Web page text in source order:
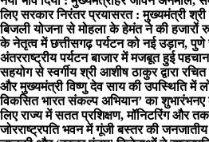
लिए सरकार निरंतर प्रयासरत : मुख्यमंत्री
बिजली योजना से मोहला के हेमंत ने की हजारों
के नेतृत्व में छत्तीसगढ़ पर्यटन को नई उड़ान, पुणे
अंतरराष्ट्रीय पर्यटन बाजार में मजबूत हुई पहचान
सहयोग से स्वर्गीय श्री आशीष ठाकुर द्वारा
और मुख्यमंत्री विष्णु देव साय की उपस्थिति में
विकसित भारत संकल्प अभियान’ का शुभारंभनए
लिए राज्य में सतत प्रशिक्षण, मॉनिटरिंग और
जोरराष्ट्रपति भवन में गूंजी बस्तर की